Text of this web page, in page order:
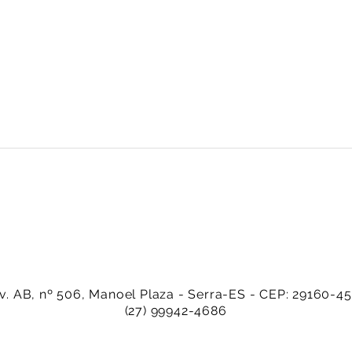
AB, nº 506, Manoel Plaza - Serra-ES - CEP: 29160-
(27) 99942-4686